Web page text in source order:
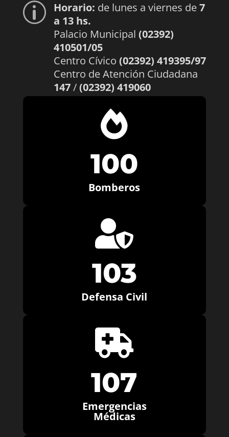
p Horario: de lunes a viernes de7
a 13 hs.
Palacio Municipal (02392)
410501/05
Centro Cívico (02392) 419395/97
Centro de Atención Ciudadana
147/(02392) 419060

100
Bomberos

103
Defensa Civil

107
Emergencias
Médicas